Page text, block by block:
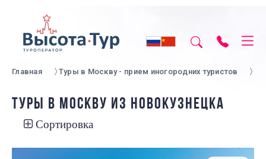
Главная Туры в Москву - прием иногородних туристов
ТУРЫ В МОСКВУ ИЗ НОВОКУЗНЕЦКА
Сортировка